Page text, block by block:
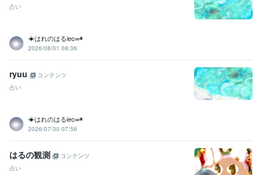
占い
☀はれのはるiec∞◉
2026/08/01 08:06
ryuu
コンテンツ
占い
☀はれのはるiec∞◉
2026/07/30 07:56
はるの観測
コンテンツ
占い